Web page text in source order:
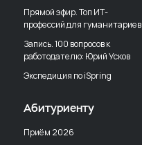
Прямой эфир. Топ ИТ-
профессий для гуманитариев
Запись. 100 вопросов к
работодателю: Юрий Усков
Экспедиция по iSpring
Абитуриенту
Приём 2026